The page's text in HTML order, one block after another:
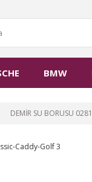
BMW
DEMIR SU BORUSU